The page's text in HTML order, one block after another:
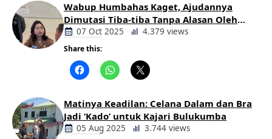
Wabup Humbahas Kaget, Ajudannya
Dimutasi Tiba-tiba Tanpa Alasan Oleh
Bupati
07 Oct 2025 4.379 views
Share this:
Matinya Keadilan: Celana Dalam dan Bra
Jadi ‘Kado’ untuk Kajari Bulukumba
05 Aug 2025 3.744 views